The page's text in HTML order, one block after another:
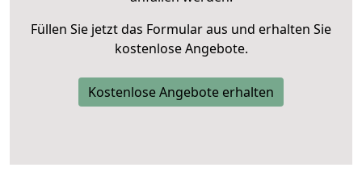
Füllen Sie jetzt das Formular aus und erhalten Sie
kostenlose Angebote.
Kostenlose Angebote erhalten